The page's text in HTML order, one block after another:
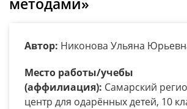
методами»
Автор: Никонова Ульяна
Место работы/учебы
(аффилиация): Самарский
центр для одарённых детей, 10